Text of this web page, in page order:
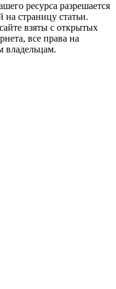
ресурса разрешается
на страницу статьи.
взяты с открытых
все права на
владельцам.